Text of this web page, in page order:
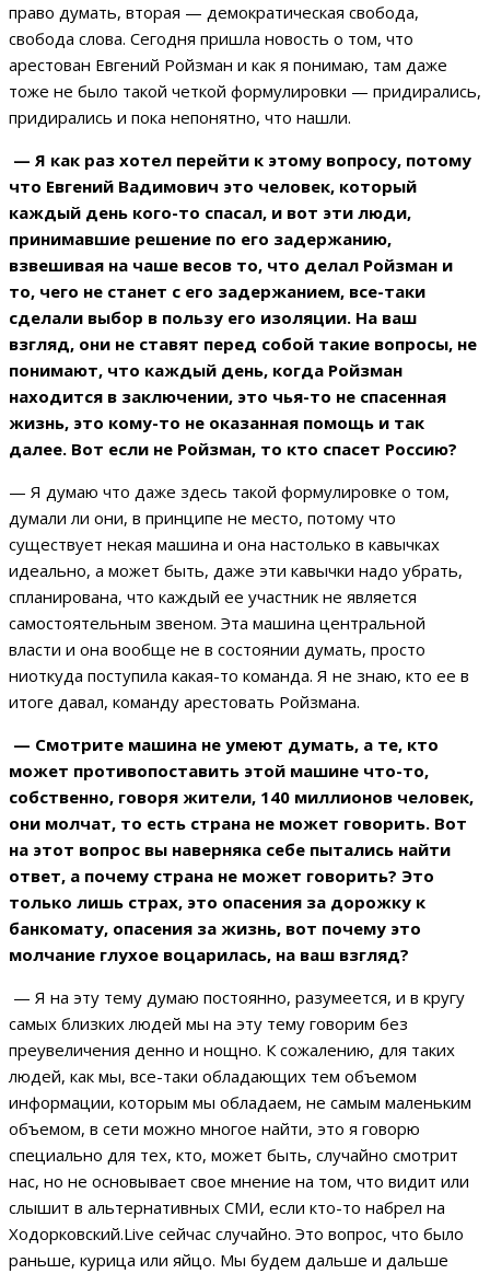
право думать, вторая — демократическая свобода,
свобода слова. Сегодня пришла новость о том, что
арестован Евгений Ройзман и как я понимаю, там даже
тоже не было такой четкой формулировки — придирались,
придирались и пока непонятно, что нашли.
— Я как раз хотел перейти к этому вопросу, потому
что Евгений Вадимович это человек, который
каждый день кого-то спасал, и вот эти люди,
принимавшие решение по его задержанию,
взвешивая на чаше весов то, что делал Ройзман и
то, чего не станет с его задержанием, все-таки
сделали выбор в пользу его изоляции. На ваш
взгляд, они не ставят перед собой такие вопросы, не
понимают, что каждый день, когда Ройзман
находится в заключении, это чья-то не спасенная
жизнь, это кому-то не оказанная помощь и так
далее. Вот если не Ройзман, то кто спасет Россию?
— Я думаю что даже здесь такой формулировке о том,
думали ли они, в принципе не место, потому что
существует некая машина и она настолько в кавычках
идеально, а может быть, даже эти кавычки надо убрать,
спланирована, что каждый ее участник не является
самостоятельным звеном. Эта машина центральной
власти и она вообще не в состоянии думать, просто
ниоткуда поступила какая-то команда. Я не знаю, кто ее в
итоге давал, команду арестовать Ройзмана.
— Смотрите машина не умеют думать, а те, кто
может противопоставить этой машине что-то,
собственно, говоря жители, 140 миллионов человек,
они молчат, то есть страна не может говорить. Вот
на этот вопрос вы наверняка себе пытались найти
ответ, а почему страна не может говорить? Это
только лишь страх, это опасения за дорожку к
банкомату, опасения за жизнь, вот почему это
молчание глухое воцарилась, на ваш взгляд?
— Я на эту тему думаю постоянно, разумеется, и в кругу
самых близких людей мы на эту тему говорим без
преувеличения денно и нощно. К сожалению, для таких
людей, как мы, все-таки обладающих тем объемом
информации, которым мы обладаем, не самым маленьким
объемом, в сети можно многое найти, это я говорю
специально для тех, кто, может быть, случайно смотрит
нас, но не основывает свое мнение на том, что видит или
слышит в альтернативных СМИ, если кто-то набрел на
Ходорковский.Live сейчас случайно. Это вопрос, что было
раньше, курица или яйцо. Мы будем дальше и дальше